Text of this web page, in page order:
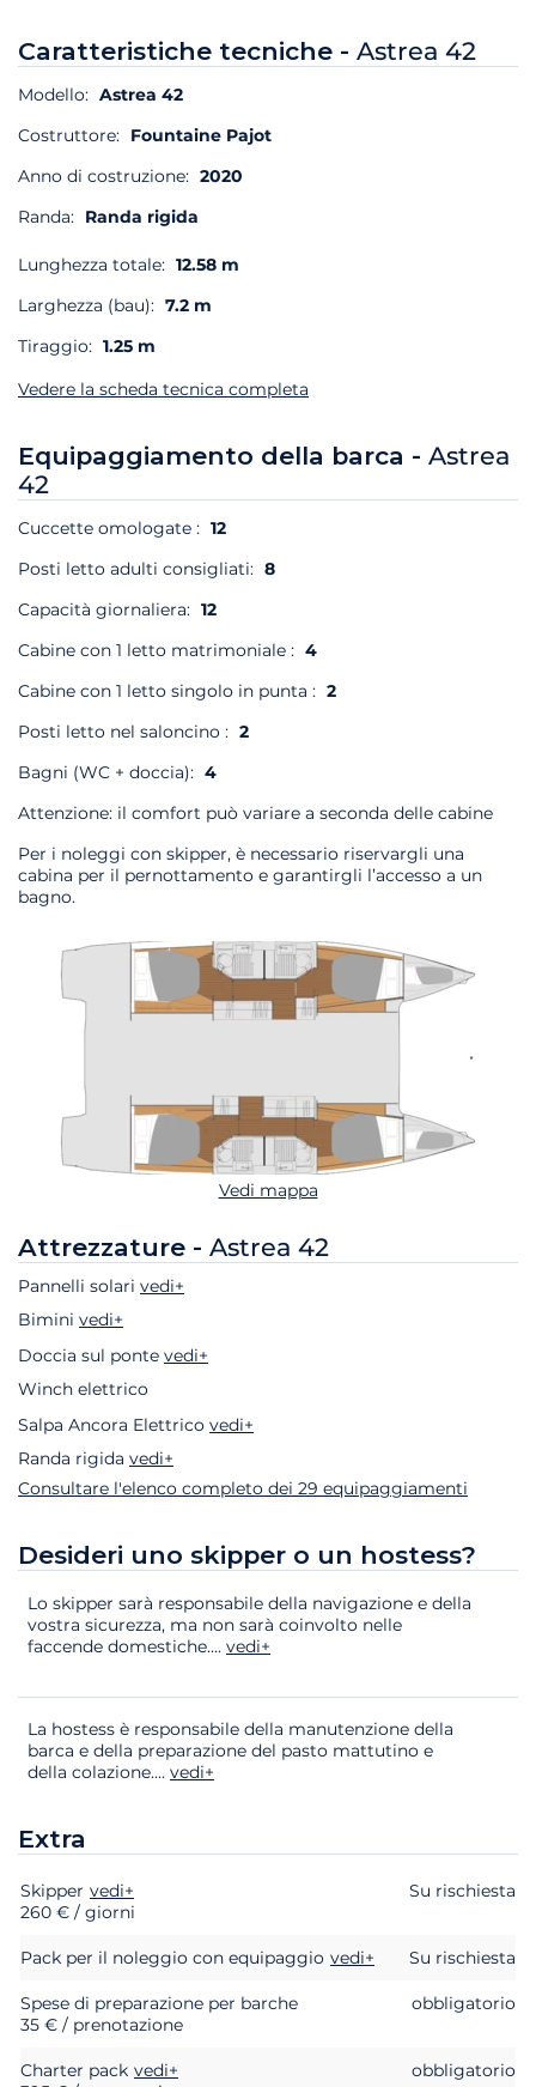
Caratteristiche tecniche - Astrea 42
Modello: Astrea 42
Costruttore: Fountaine Pajot
Anno di costruzione: 2020
Randa: Randa rigida
Lunghezza totale: 12.58 m
Larghezza (bau): 7.2 m
Tiraggio: 1.25 m
Vedere la scheda tecnica completa
Equipaggiamento della barca - Astrea
42
Cuccette omologate : 12
Posti letto adulti consigliati: 8
Capacità giornaliera: 12
Cabine con 1 letto matrimoniale : 4
Cabine con 1 letto singolo in punta : 2
Posti letto nel saloncino : 2
Bagni (WC + doccia): 4
Attenzione: il comfort può variare a seconda delle cabine
Per i noleggi con skipper, è necessario riservargli una
cabina per il pernottamento e garantirgli l’accesso a un
bagno.
Vedi mappa
Attrezzature - Astrea 42
Pannelli solari vedi+
Bimini vedi+
Doccia sul ponte vedi+
Winch elettrico
Salpa Ancora Elettrico vedi+
Randa rigida vedi+
Consultare l'elenco completo dei 29 equipaggiamenti
Desideri uno skipper o un hostess?
Lo skipper sarà responsabile della navigazione e della
vostra sicurezza, ma non sarà coinvolto nelle
faccende domestiche.... vedi+
La hostess è responsabile della manutenzione della
barca e della preparazione del pasto mattutino e
della colazione.... vedi+
Extra
Extra Stato Prezzo
Skipper vedi+
Su rischiesta
260 € / giorni
Pack per il noleggio con equipaggio vedi+ Su rischiesta
Spese di preparazione per barche
obbligatorio
35 € / prenotazione
Charter pack vedi+
obbligatorio